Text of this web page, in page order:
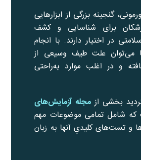
گنجینه بزرگی از ابزارهایی
برای شناسایی و کشف
در اختیار دارند. با انجام
می‌توان علت طیف وسیعی از
و در اغلب موارد به‌راحتی
بخشی ازمجله آزمایش‌های
شامل تمامی موضوعات مهم
و تست‌های کلیدیِ آنها به زبان